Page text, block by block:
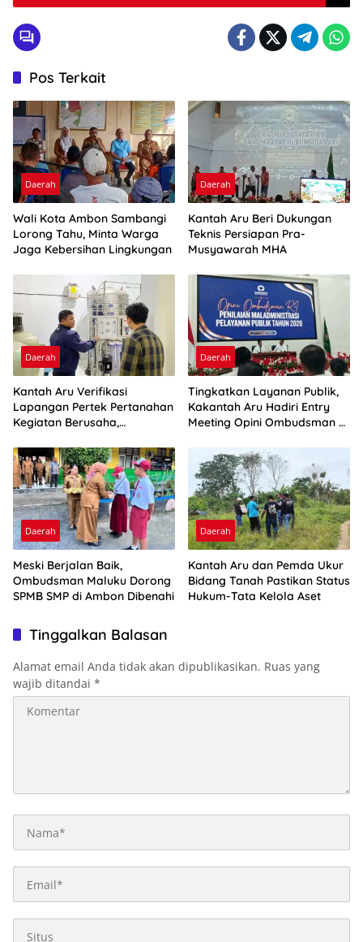
Pos Terkait
Daerah
Wali Kota Ambon Sambangi
Lorong Tahu, Minta Warga
Jaga Kebersihan Lingkungan
Daerah
Kantah Aru Beri Dukungan
Teknis Persiapan Pra-
Musyawarah MHA
Daerah
Kantah Aru Verifikasi
Lapangan Pertek Pertanahan
Kegiatan Berusaha,
Daerah
Tingkatkan Layanan Publik,
Kakantah Aru Hadiri Entry
Meeting Opini Ombudsman RI
Daerah
Meski Berjalan Baik,
Ombudsman Maluku Dorong
SPMB SMP di Ambon Dibenahi
Daerah
Kantah Aru dan Pemda Ukur
Bidang Tanah Pastikan Status
Hukum-Tata Kelola Aset
Tinggalkan Balasan
Alamat email Anda tidak akan dipublikasikan. Ruas yang
wajib ditandai *